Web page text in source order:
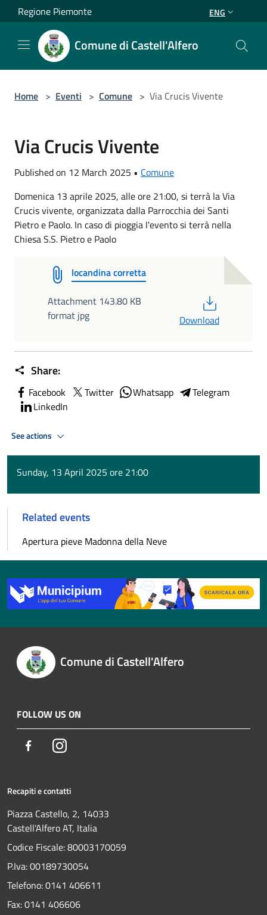
Salta al contenuto principale
Regione Piemonte ENG
Comune di Castell'Alfero
Home > Eventi > Comune > Via Crucis Vivente
Via Crucis Vivente
Published on 12 March 2025 • Comune
Domenica 13 aprile 2025, alle ore 21:00, si terrà la Via
Crucis vivente, organizzata dalla Parrocchia dei Santi
Pietro e Paolo. In caso di pioggia l'evento si terrà nella
Chiesa S.S. Pietro e Paolo
locandina corretta
Attachment 143.80 KB
format jpg
Download
Share:
Facebook Twitter Whatsapp
Telegram
LinkedIn
See actions
Sunday, 13 April 2025 ore 21:00
Related events
Apertura pieve Madonna della Neve
Comune di Castell'Alfero
FOLLOW US ON
FacebookInstagram
Recapiti e contatti
Piazza Castello, 2, 14033
Castell'Alfero AT, Italia
Codice Fiscale: 80003170059
P.Iva: 00189730054
Telefono:0141 406611
Fax:0141 406606